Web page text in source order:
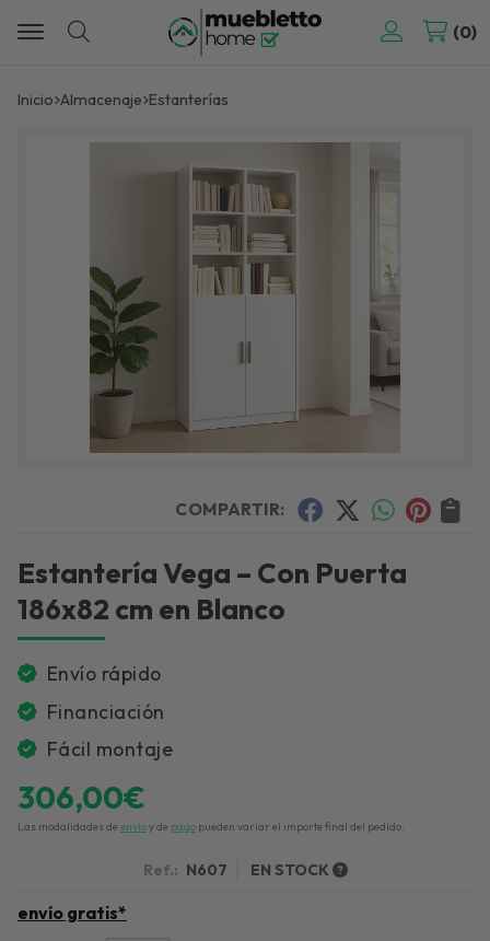
Buscar
0
Inicio almacenaje estanterías
COMPARTIR:
Estantería Vega – Con Puerta
186x82 cm en Blanco
Envío rápido
Financiación
Fácil montaje
306,00€
Las modalidades deenvíoy de pago pueden variar el importe final del pedido.
Ref.: N607 EN STOCK
envío gratis*